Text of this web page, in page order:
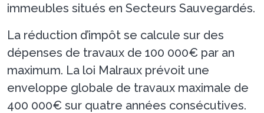
immeubles situés en Secteurs Sauvegardés.
La réduction d’impôt se calcule sur des
dépenses de travaux de 100 000€ par an
maximum. La loi Malraux prévoit une
enveloppe globale de travaux maximale de
400 000€ sur quatre années consécutives.